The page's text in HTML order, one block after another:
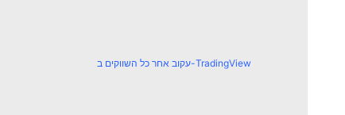
עקוב אחר כל השווקים ב-TradingView